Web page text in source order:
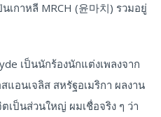
กาหลี MRCH (윤마치) รวมอยู่
เป็นนักร้องนักแต่งเพลงจาก
แอนเจลิส สหรัฐอเมริกา ผลงาน
เป็นส่วนใหญ่ ผมเชื่อจริง ๆ ว่า